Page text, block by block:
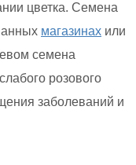
цветка. Семена
магазинах или
семена
слабого розового
заболеваний и